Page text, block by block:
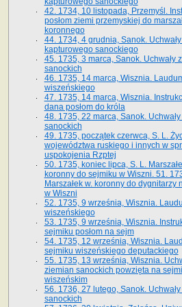
42. 1734, 10 listopada, Przemyśl.
posłom ziemi przemyskiej do
koronnego
44. 1734, 4 grudnia, Sanok.
kapturowego sanockiego
45. 1735, 3 marca, Sanok. Uchwały
sanockich
46. 1735, 14 marca, Wisznia.
wiszeńskiego
47. 1735, 14 marca, Wisznia.
dana posłom do króla
48. 1735, 22 marca, Sanok.
sanockich
49. 1735, początek czerwca, S. L.
województwa ruskiego i innych w
uspokojenia Rzptej
50. 1735, koniec lipca, S. L.
koronny do sejmiku w Wiszni. 51.
Marszałek w. koronny do dygnitarzy
w Wiszni
52. 1735, 9 września, Wisznia.
wiszeńskiego
53. 1735, 9 września, Wisznia.
sejmiku posłom na sejm
54. 1735, 12 września, Wisznia.
sejmiku wiszeńskiego deputackiego
55. 1735, 13 września, Wisznia.
ziemian sanockich powzięta na
wiszeńskim
56. 1736, 27 lutego, Sanok.
sanockich